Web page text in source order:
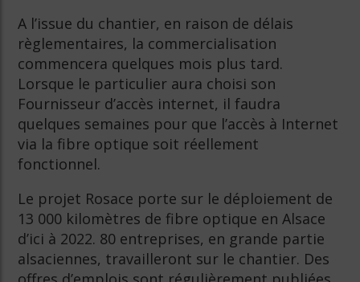
A l’issue du chantier, en raison de délais
règlementaires, la commercialisation
commencera quelques mois plus tard.
Lorsque le particulier aura choisi son
Fournisseur d’accès internet, il faudra
quelques semaines pour que l’accès à Internet
via la fibre optique soit réellement
fonctionnel.
Le projet Rosace porte sur le déploiement de
13 000 kilomètres de fibre optique en Alsace
d’ici à 2022. 80 entreprises, en grande partie
alsaciennes, travailleront sur le chantier. Des